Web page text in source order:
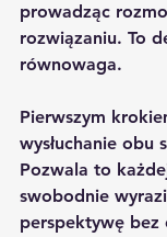
prowadząc
rozwiązaniu. To
równowaga.
Pierwszym
wysłuchanie obu
Pozwala to
swobodnie
perspektywę bez